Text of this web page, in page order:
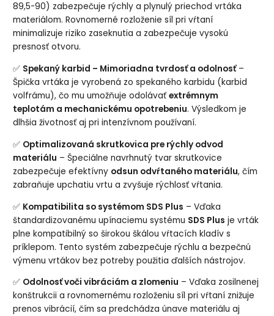
89,5-90) zabezpečuje rýchly a plynulý priechod vrtáka
materiálom. Rovnomerné rozloženie síl pri vŕtaní
minimalizuje riziko zaseknutia a zabezpečuje vysokú
presnosť otvoru.
✅ Spekaný karbid – Mimoriadna tvrdosť a odolnosť–
Špička vrtáka je vyrobená zo spekaného karbidu (karbid
volfrámu), čo mu umožňuje odolávaťextrémnym
teplotám a mechanickému opotrebeniu. Výsledkom je
dlhšia životnosť aj pri intenzívnom používaní.
✅ Optimalizovaná skrutkovica pre rýchly odvod
materiálu – Špeciálne navrhnutý tvar skrutkovice
zabezpečuje efektívny odsun odvŕtaného materiálu, čím
zabraňuje upchatiu vrtu a zvyšuje rýchlosť vŕtania.
✅ Kompatibilita so systémom SDS Plus – Vďaka
štandardizovanému upínaciemu systému SDS Plus je vrták
plne kompatibilný so širokou škálou vŕtacích kladív s
príklepom. Tento systém zabezpečuje rýchlu a bezpečnú
výmenu vrtákov bez potreby použitia ďalších nástrojov.
✅ Odolnosť voči vibráciám a zlomeniu – Vďaka zosilnenej
konštrukcii a rovnomernému rozloženiu síl pri vŕtaní znižuje
prenos vibrácií, čím sa predchádza únave materiálu aj